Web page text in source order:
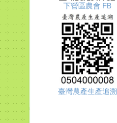
下營區農會 FB
臺灣農產生產追溯